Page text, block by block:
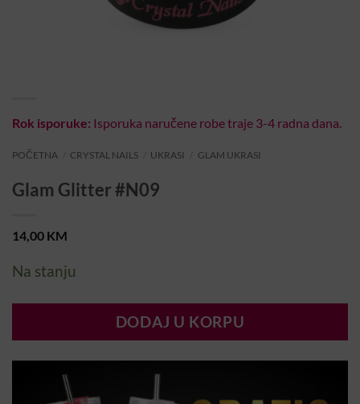
Rok isporuke: Isporuka naručene robe traje 3-4 radna dana.
POČETNA CRYSTAL NAILS UKRASI GLAM UKRASI
Glam Glitter #N09
14,00 KM
Na stanju
DODAJ U KORPU